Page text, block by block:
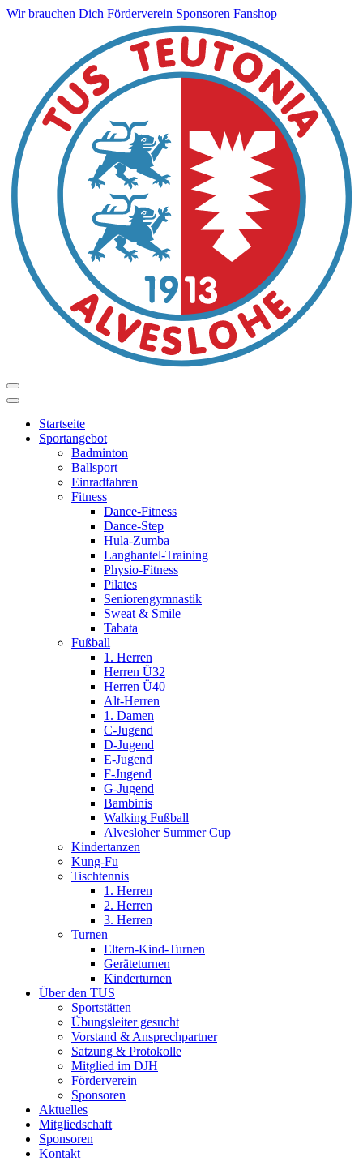
Wir brauchen Dich Förderverein Sponsoren Fanshop
Startseite
Sportangebot
Badminton
Ballsport
Einradfahren
Fitness
Dance-Fitness
Dance-Step
Hula-Zumba
Langhantel-Training
Physio-Fitness
Pilates
Seniorengymnastik
Sweat & Smile
Tabata
Fußball
1. Herren
Herren Ü32
Herren Ü40
Alt-Herren
1. Damen
C-Jugend
D-Jugend
E-Jugend
F-Jugend
G-Jugend
Bambinis
Walking Fußball
Alvesloher Summer Cup
Kindertanzen
Kung-Fu
Tischtennis
1. Herren
2. Herren
3. Herren
Turnen
Eltern-Kind-Turnen
Geräteturnen
Kinderturnen
Über den TUS
Sportstätten
Übungsleiter gesucht
Vorstand & Ansprechpartner
Satzung & Protokolle
Mitglied im DJH
Förderverein
Sponsoren
Aktuelles
Mitgliedschaft
Sponsoren
Kontakt